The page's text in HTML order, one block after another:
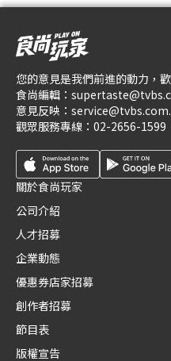
您的意見是我們前進的動力，
食尚編輯：
意見反映：
觀眾服務專線： 02-2656-1599
關於食尚玩家
公司介紹
人才招募
企業動態
優惠券店家招募
創作者招募
節目表
版權宣告